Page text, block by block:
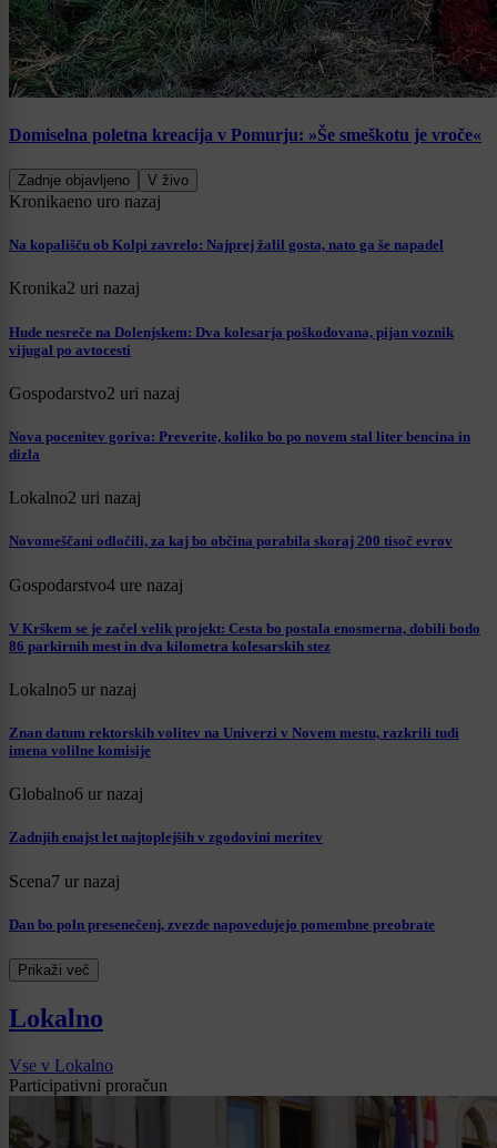
Domiselna poletna kreacija v Pomurju: »Še smeškotu je vroče«
Zadnje objavljeno V živo
Kronikaeno uro nazaj
Na kopališču ob Kolpi zavrelo: Najprej žalil gosta, nato ga še napadel
Kronika2 uri nazaj
Hude nesreče na Dolenjskem: Dva kolesarja poškodovana, pijan voznik
vijugal po avtocesti
Gospodarstvo2 uri nazaj
Nova pocenitev goriva: Preverite, koliko bo po novem stal liter bencina in
dizla
Lokalno2 uri nazaj
Novomeščani odločili, za kaj bo občina porabila skoraj 200 tisoč evrov
Gospodarstvo4 ure nazaj
V Krškem se je začel velik projekt: Cesta bo postala enosmerna, dobili bodo
86 parkirnih mest in dva kilometra kolesarskih stez
Lokalno5 ur nazaj
Znan datum rektorskih volitev na Univerzi v Novem mestu, razkrili tudi
imena volilne komisije
Globalno6 ur nazaj
Zadnjih enajst let najtoplejših v zgodovini meritev
Scena7 ur nazaj
Dan bo poln presenečenj, zvezde napovedujejo pomembne preobrate
Prikaži več
Lokalno
Vse v Lokalno
Participativni proračun